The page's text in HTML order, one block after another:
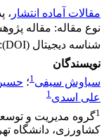
مقالات آماده انتشار ،
نوع مقاله: مقاله
شناسه دیجیتال (DOI):
نویسندگان
سیاوش سیفی1؛
علی اسدی1
1گروه مدیریت و
کشاورزی، دانشگاه